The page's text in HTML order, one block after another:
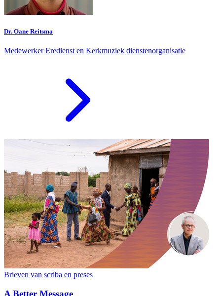
Dr. Oane Reitsma
Medewerker Eredienst en Kerkmuziek dienstenorganisatie
Brieven van scriba en preses
A Better Message